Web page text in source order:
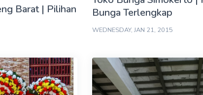
Barat | Pilihan
Bunga Terlengkap
WEDNESDAY, JAN 21, 2015